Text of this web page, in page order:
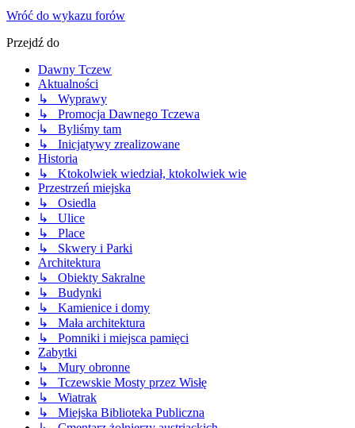
Wróć do wykazu forów
Przejdź do
Dawny Tczew
Aktualności
↳ Wyprawy
↳ Promocja Dawnego Tczewa
↳ Byliśmy tam
↳ Inicjatywy zrealizowane
Historia
↳ Ktokolwiek wiedział, ktokolwiek wie
Przestrzeń miejska
↳ Osiedla
↳ Ulice
↳ Place
↳ Skwery i Parki
Architektura
↳ Obiekty Sakralne
↳ Budynki
↳ Kamienice i domy
↳ Mała architektura
↳ Pomniki i miejsca pamięci
Zabytki
↳ Mury obronne
↳ Tczewskie Mosty przez Wisłę
↳ Wiatrak
↳ Miejska Biblioteka Publiczna